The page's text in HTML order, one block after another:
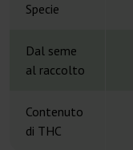
Specie
Dal seme
al raccolto
Contenuto
di THC